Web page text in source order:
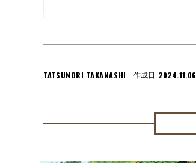
TATSUNORI TAKANASHI 作成日 2024.11.06